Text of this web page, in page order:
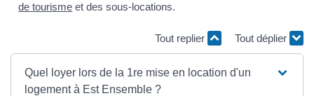
de tourisme et des sous-locations.
Tout replier Tout déplier
Quel loyer lors de la 1re mise en location d'un
logement à Est Ensemble ?